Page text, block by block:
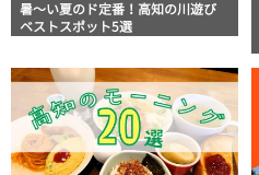
暑～い夏のド定番！高知の川遊び
ベストスポット5選